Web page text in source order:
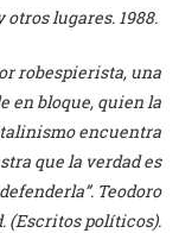
otros lugares. 1988.
robespierista, una
en bloque, quien la
encuentra
que la verdad es
Teodoro
(Escritos políticos).